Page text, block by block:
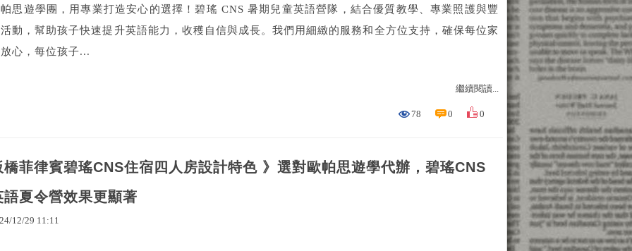
思遊學團，用專業打造安心的選擇！碧瑤 CNS 暑期兒童英語營隊，結合優質教學、專業照護與豐
動，幫助孩子快速提升英語能力，收穫自信與成長。我們用細緻的服務和全方位支持，確保每位家
心，每位孩子...
繼續閱讀...
78 0 0
橋菲律賓碧瑤CNS住宿四人房設計特色 》選對歐帕思遊學代辦，碧瑤CNS
語夏令營效果更顯著
/12/29 11:11